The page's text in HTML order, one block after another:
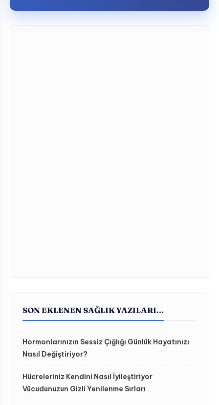
SON EKLENEN SAĞLIK YAZILARI…
Hormonlarınızın Sessiz Çığlığı Günlük Hayatınızı
Nasıl Değiştiriyor?
Hücreleriniz Kendini Nasıl İyileştiriyor
Vücudunuzun Gizli Yenilenme Sırları